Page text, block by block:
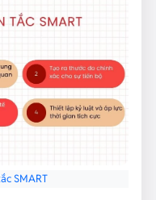
SMART